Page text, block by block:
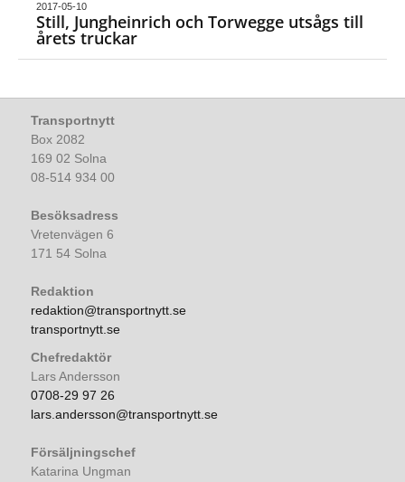
2017-05-10
Still, Jungheinrich och Torwegge utsågs till
årets truckar
Transportnytt
Box 2082
169 02 Solna
08-514 934 00
Besöksadress
Vretenvägen 6
171 54 Solna
Redaktion
redaktion@transportnytt.se
transportnytt.se
Chefredaktör
Lars Andersson
0708-29 97 26
lars.andersson@transportnytt.se
Försäljningschef
Katarina Ungman